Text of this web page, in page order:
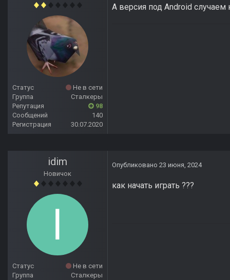
Статус
Не в сети
Группа
Сталкеры
Репутация
98
Сообщений
140
Регистрация
30.07.2020
А версия под Android случаем
idim
Новичок
Статус
Не в сети
Группа
Сталкеры
Опубликовано 23 июня, 2024
как начать играть ???